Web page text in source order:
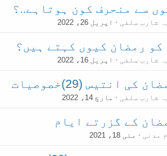
سے منحرف کون ہوتاہے..؟
شارب سلفی اپریل 26، 2022
کو رمضان کیوں کہتے ہیں؟
شارب سلفی اپریل 16، 2022
کی انتیس (29)خصوصیات
شارب سلفی مارچ 14، 2022
کے گزرتے ایام
مدنی مئی 18، 2021